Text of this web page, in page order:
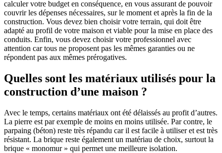
calculer votre budget en conséquence, en vous assurant de pouvoir
couvrir les dépenses nécessaires, sur le moment et après la fin de la
construction. Vous devez bien choisir votre terrain, qui doit être
adapté au profil de votre maison et viable pour la mise en place des
conduits. Enfin, vous devez choisir votre professionnel avec
attention car tous ne proposent pas les mêmes garanties ou ne
répondent pas aux mêmes prérogatives.
Quelles sont les matériaux utilisés pour la
construction d’une maison ?
Avec le temps, certains matériaux ont été délaissés au profit d’autres.
La pierre est par exemple de moins en moins utilisée. Par contre, le
parpaing (béton) reste très répandu car il est facile à utiliser et est très
résistant. La brique reste également un matériau de choix, surtout la
brique « monomur » qui permet une meilleure isolation.